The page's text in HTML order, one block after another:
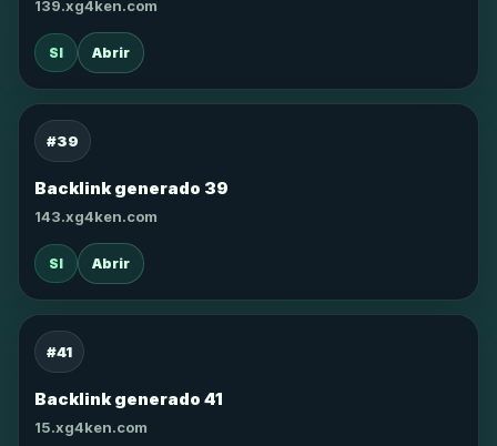
139.xg4ken.com
SI Abrir
#39
Backlink generado 39
143.xg4ken.com
SI Abrir
#41
Backlink generado 41
15.xg4ken.com